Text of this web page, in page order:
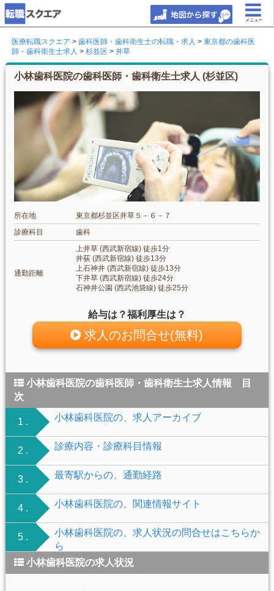
メニュー
医療転職スクエア > 歯科医師・歯科衛生士の転職・求人 > 東京都の歯科医
師・歯科衛生士求人 > 杉並区 > 井草
小林歯科医院の歯科医師・歯科衛生士求人 (杉並区)
所在地
東京都杉並区井草５－６－７
診療科目
歯科
通勤距離
上井草 (西武新宿線) 徒歩1分
井荻 (西武新宿線) 徒歩13分
上石神井 (西武新宿線) 徒歩13分
下井草 (西武新宿線) 徒歩24分
石神井公園 (西武池袋線) 徒歩25分
給与は？福利厚生は？
求人のお問合せ(無料)
小林歯科医院の歯科医師・歯科衛生士求人情報 目
次
1 . 小林歯科医院の、求人アーカイブ
2 . 診療内容・診療科目情報
3 . 最寄駅からの、通勤経路
4 . 小林歯科医院の、関連情報サイト
5 .
小林歯科医院の、求人状況の問合せはこちらか
ら
小林歯科医院の求人状況